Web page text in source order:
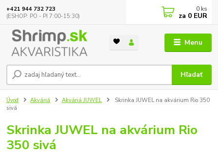
Menu
Hľadať
+421 944 732 723
(ESHOP: PO - PI 7:00-15:30)
0 ks
za 0 EUR
Úvod Akváriá Akváriá JUWEL
Skrinka JUWEL na akvárium Rio 350
sivá
Skrinka JUWEL na akvárium Rio
350 sivá